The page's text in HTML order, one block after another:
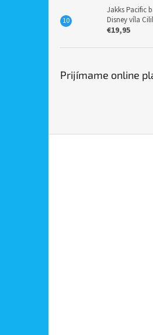
Jakks Pacific
Disney víla
€19,95
Prijímame online